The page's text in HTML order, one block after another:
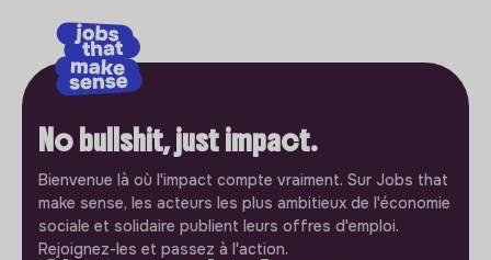
No bullshit, just impact.
Bienvenue là où l'impact compte vraiment. Sur Jobs that
make sense, les acteurs les plus ambitieux de l'économie
sociale et solidaire publient leurs offres d'emploi.
Rejoignez-les et passez à l'action.